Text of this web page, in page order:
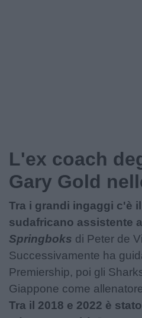
L'ex coach
Gary Gold
Tra i grandi ingaggi c'è
sudafricano assistente
Springboks di Peter de
Successivamente ha
Premiership, poi gli
Giappone come
Tra il 2018 e 2022 è